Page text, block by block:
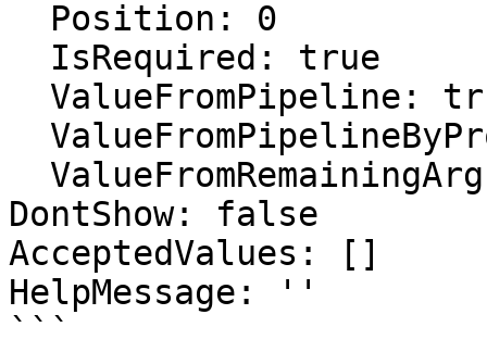
DontShow: false
AcceptedValues: []
HelpMessage: ''
```